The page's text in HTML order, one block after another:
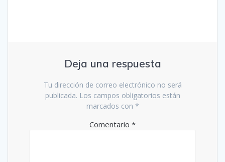
Deja una respuesta
Tu dirección de correo electrónico no será
publicada. Los campos obligatorios están
marcados con *
Comentario *